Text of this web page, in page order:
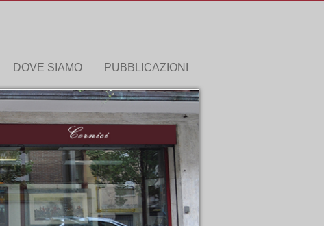
DOVE SIAMO PUBBLICAZIONI